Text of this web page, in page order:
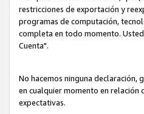
restricciones de exportación y
programas de computación,
completa en todo momento.
Cuenta".
No hacemos ninguna
en cualquier momento en relación
expectativas.